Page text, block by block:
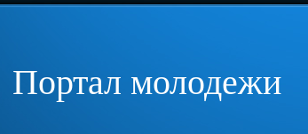
Портал молодежи